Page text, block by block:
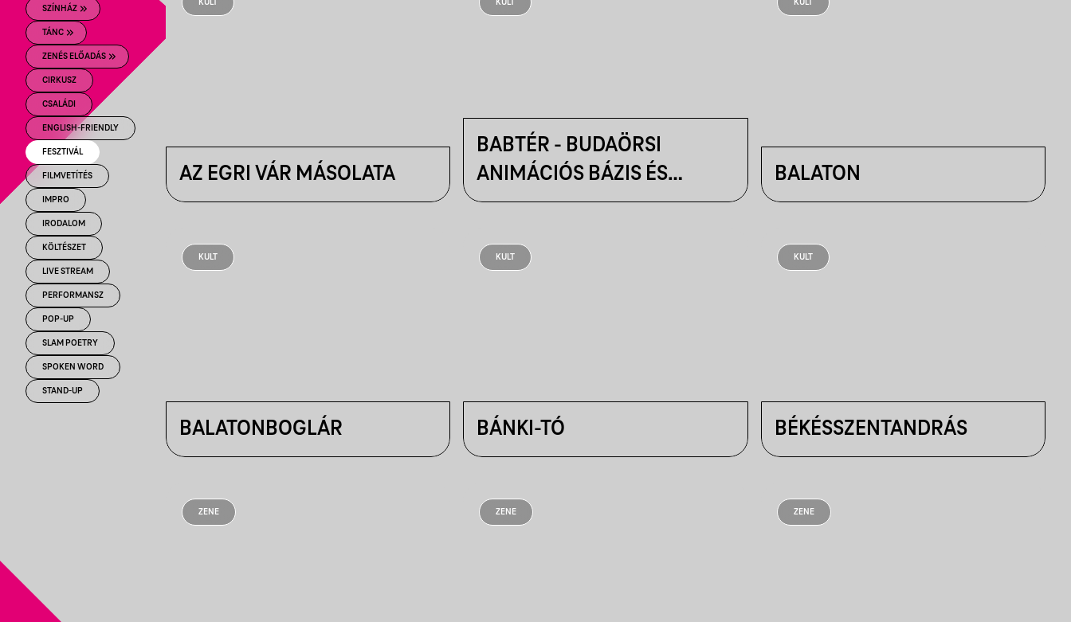
SZÍNHÁZ
TÁNC
ZENÉS ELŐADÁS
CIRKUSZ
CSALÁDI
ENGLISH-FRIENDLY
FESZTIVÁL
FILMVETÍTÉS
IMPRO
IRODALOM
KÖLTÉSZET
LIVE STREAM
PERFORMANSZ
POP-UP
SLAM POETRY
SPOKEN WORD
STAND-UP
KULT
AZ EGRI VÁR MÁSOLATA
KULT
BABTÉR - BUDAÖRSI
ANIMÁCIÓS BÁZIS ÉS
KREATÍV TÉR
KULT
BALATON
KULT
BALATONBOGLÁR
KULT
BÁNKI-TÓ
KULT
BÉKÉSSZENTANDRÁS
ZENE ZENE ZENE